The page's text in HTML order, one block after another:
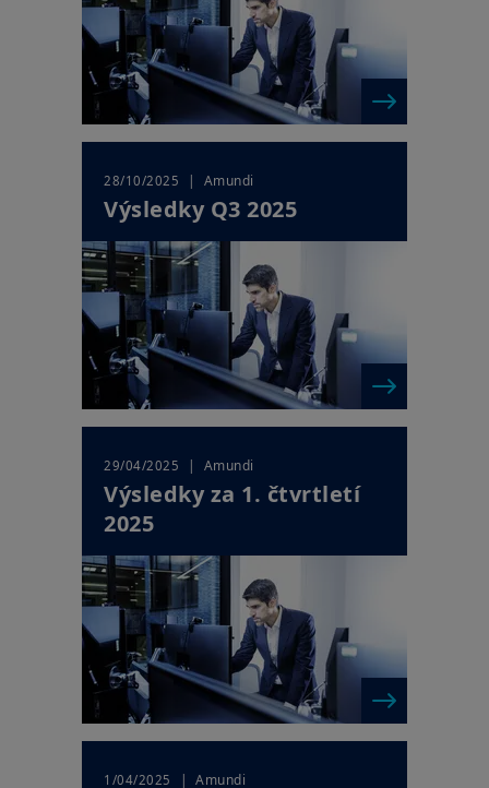
28/10/2025 | Amundi
Výsledky Q3 2025
29/04/2025 | Amundi
Výsledky za 1. čtvrtletí
2025
1/04/2025 | Amundi